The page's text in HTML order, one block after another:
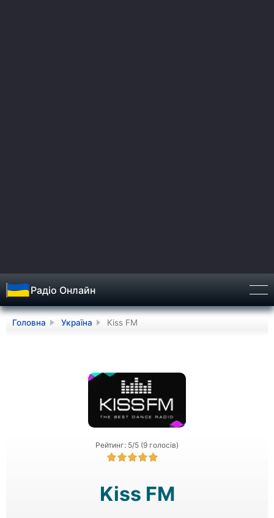
Радіо Онлайн
Головна Україна Kiss FM
Рейтинг: 5/5 (9 голосів)
Kiss FM